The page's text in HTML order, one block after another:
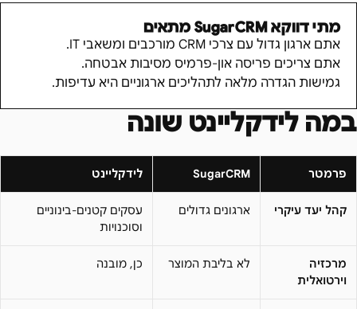
מתי דווקאSugarCRM מתאים
אתם ארגון גדול עם צרכי CRM מורכבים ומשאבי IT.
אתם צריכים פריסה און-פרמיס מסיבות אבטחה.
גמישות הגדרה מלאה לתהליכים ארגוניים היא עדיפות.
במה לידקליינט שונה
פרמטר SugarCRM לידקליינט
קהל יעד עיקרי ארגונים גדולים
עסקים קטנים-בינוניים
וסוכנויות
מרכזיה
וירטואלית
לא בליבת המוצר כן, מובנה